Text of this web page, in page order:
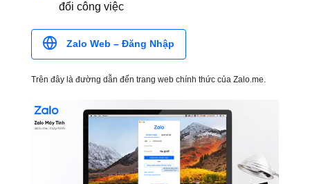
đổi công việc
Zalo Web – Đăng Nhập
Trên đây là đường dẫn đến trang web chính thức của Zalo.me.